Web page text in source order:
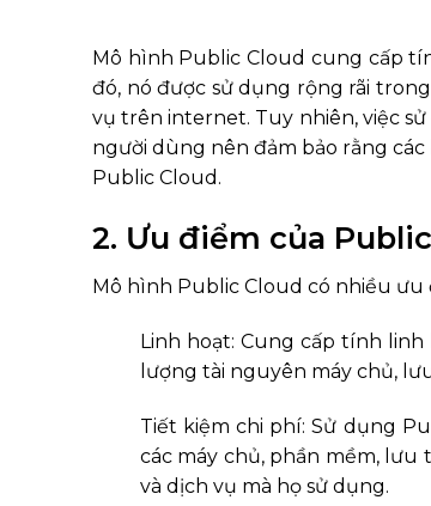
Mô hình Public Cloud cung cấp
đó, nó được sử dụng rộng rãi
vụ trên internet. Tuy nhiên, việc
người dùng nên đảm bảo rằng
Public Cloud.
2. Ưu điểm của
Mô hình Public Cloud có nhiều ưu
Linh hoạt: Cung cấp tính
lượng tài nguyên máy chủ,
Tiết kiệm chi phí: Sử dụng
các máy chủ, phần mềm,
và dịch vụ mà họ sử dụng.